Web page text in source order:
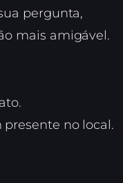
pergunta,
mais amigável.
no local.